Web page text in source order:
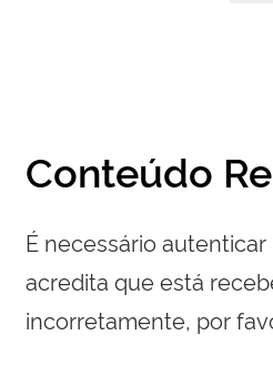
Conteúdo
É necessário autenticar
acredita que está
incorretamente, por